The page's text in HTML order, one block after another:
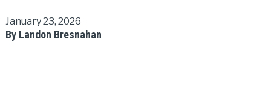
January 23, 2026
By Landon Bresnahan